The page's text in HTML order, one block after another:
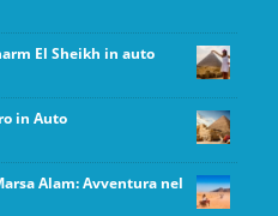
El Sheikh in auto
in Auto
Alam: Avventura nel